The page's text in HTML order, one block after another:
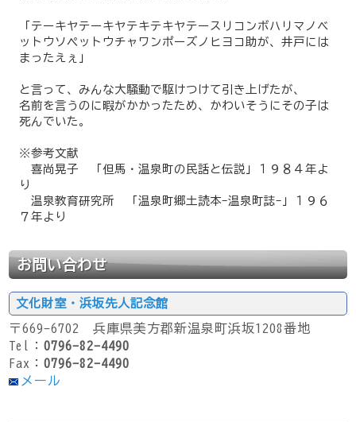
「テーキヤテーキヤテキテキヤテースリコンボハリマノベ
ットウソペットウチャワンポーズノヒヨコ助が、井戸には
まったえぇ」
と言って、みんな大騒動で駆けつけて引き上げたが、
名前を言うのに暇がかかったため、かわいそうにその子は
死んでいた。
※参考文献
喜尚晃子 「但馬・温泉町の民話と伝説」１９８４年よ
り
温泉教育研究所 「温泉町郷土読本-温泉町誌-」１９６
７年より
お問い合わせ
文化財室・浜坂先人記念館
〒669-6702 兵庫県美方郡新温泉町浜坂1208番地
Tel：0796-82-4490
Fax：0796-82-4490
メール